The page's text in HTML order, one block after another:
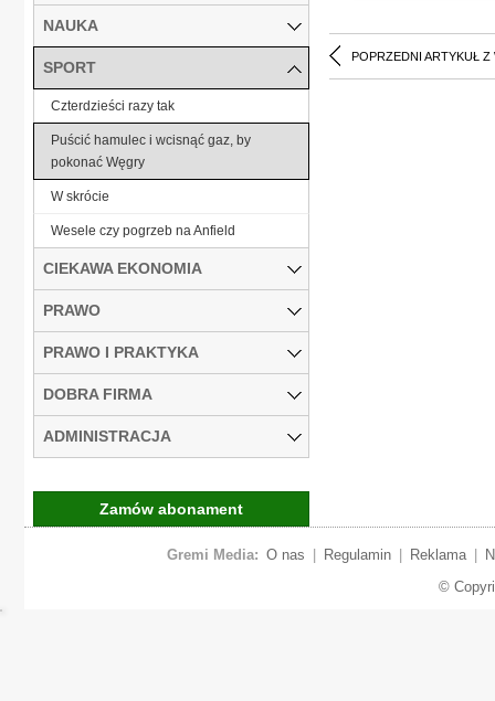
POPRZEDNI ARTYKUŁ Z
NAUKA
SPORT
Czterdzieści razy tak
Puścić hamulec i wcisnąć gaz, by
pokonać Węgry
W skrócie
Wesele czy pogrzeb na Anfield
CIEKAWA EKONOMIA
PRAWO
PRAWO I PRAKTYKA
DOBRA FIRMA
ADMINISTRACJA
Zamów abonament
Gremi Media: O nas Regulamin Reklama
©